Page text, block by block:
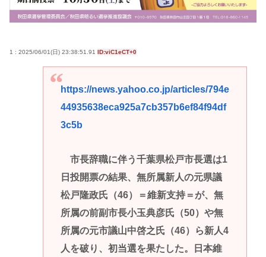
1 : 2025/06/01(日) 23:38:51.91 ID:viC1eCT+0
https://news.yahoo.co.jp/articles/794e
44935638eca925a7cb357b6ef84f94df
3c5b
市長辞職に伴う千葉県松戸市長選は1
日投開票の結果、無所属新人の元県議
松戸隆政氏（46）＝維新支持＝が、無
所属の前副市長小玉典彦氏（50）や無
所属の元市議山中啓之氏（46）ら新人4
人を破り、初当選を果たした。日本維